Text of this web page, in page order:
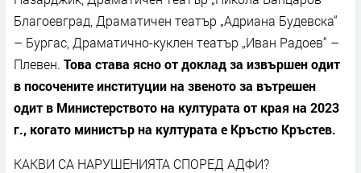
Благоевград, Драматичен театър „Адриана Будевска“
– Бургас, Драматично-куклен театър „Иван Радоев“ –
Плевен. Това става ясно от доклад за извършен одит
в посочените институции на звеното за вътрешен
одит в Министерството на културата от края на 2023
г., когато министър на културата е Кръстю Кръстев.
КАКВИ СА НАРУШЕНИЯТА СПОРЕД АДФИ?